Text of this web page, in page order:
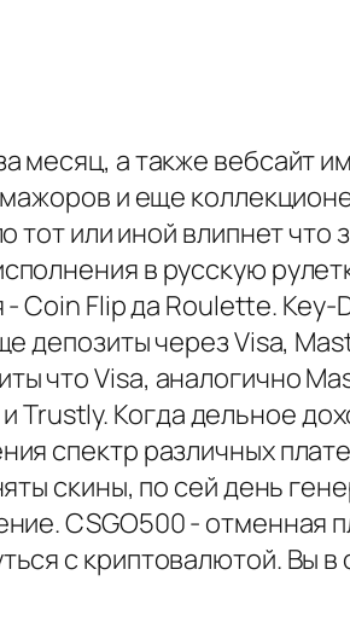
месяц, а также вебсайт
и еще
тот или иной влипнет
в русскую
Coin Flip да Roulette.
депозиты через Visa,
что Visa, аналогично
Trustly. Когда дельное
спектр различных
скины, по сей день
CSGO500 - отменная
с криптовалютой. Вы